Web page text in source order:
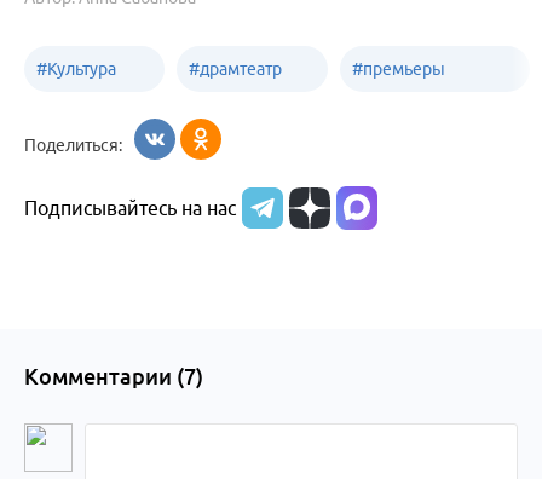
#Культура #драмтеатр
Бийск
#премьеры
Поделиться:
Подписывайтесь на нас
Комментарии (7)